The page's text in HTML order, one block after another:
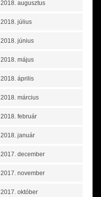
2018. augusztus
2018. július
2018. június
2018. május
2018. április
2018. március
2018. február
2018. január
2017. december
2017. november
2017. október